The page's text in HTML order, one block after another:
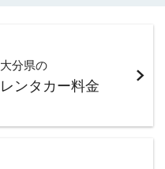
大分県の
レンタカー料金